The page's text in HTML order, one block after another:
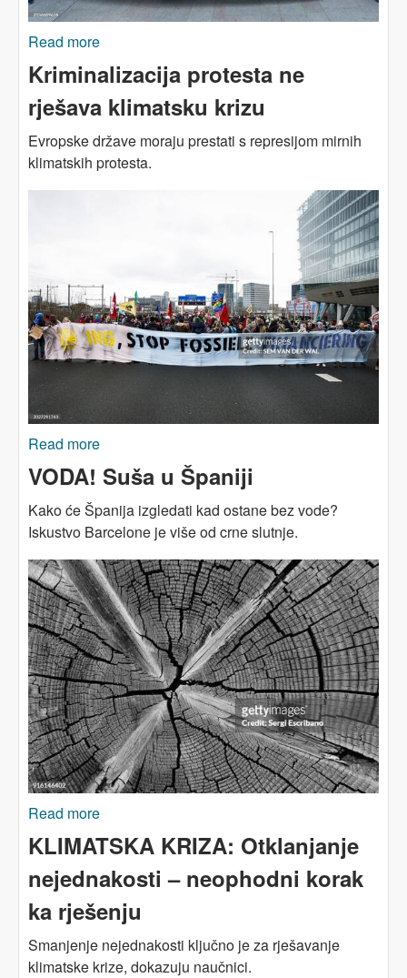
Read more
našu planetu (Dio II)
Kriminalizacija protesta ne
rješava klimatsku krizu
Evropske države moraju prestati s represijom mirnih
klimatskih protesta.
Read more
klimatsku krizu
VODA! Suša u Španiji
Kako će Španija izgledati kad ostane bez vode?
Iskustvo Barcelone je više od crne slutnje.
Read more
KLIMATSKA KRIZA: Otklanjanje
nejednakosti – neophodni korak
ka rješenju
Smanjenje nejednakosti ključno je za rješavanje
klimatske krize, dokazuju naučnici.